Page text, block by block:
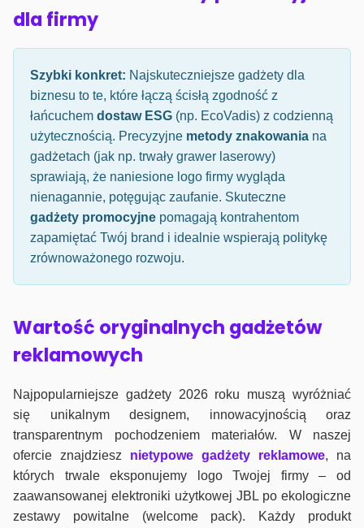
dla firmy
Szybki konkret: Najskuteczniejsze gadżety dla
biznesu to te, które łączą ścisłą zgodność z
łańcuchem dostaw ESG (np. EcoVadis) z codzienną
użytecznością. Precyzyjne metody znakowania na
gadżetach (jak np. trwały grawer laserowy)
sprawiają, że naniesione logo firmy wygląda
nienagannie, potęgując zaufanie. Skuteczne
gadżety promocyjne pomagają kontrahentom
zapamiętać Twój brand i idealnie wspierają politykę
zrównoważonego rozwoju.
Wartość oryginalnych gadżetów
reklamowych
Najpopularniejsze gadżety 2026 roku muszą wyróżniać
się unikalnym designem, innowacyjnością oraz
transparentnym pochodzeniem materiałów. W naszej
ofercie znajdziesz nietypowe gadżety reklamowe, na
których trwale eksponujemy logo Twojej firmy – od
zaawansowanej elektroniki użytkowej JBL po ekologiczne
zestawy powitalne (welcome pack). Każdy produkt